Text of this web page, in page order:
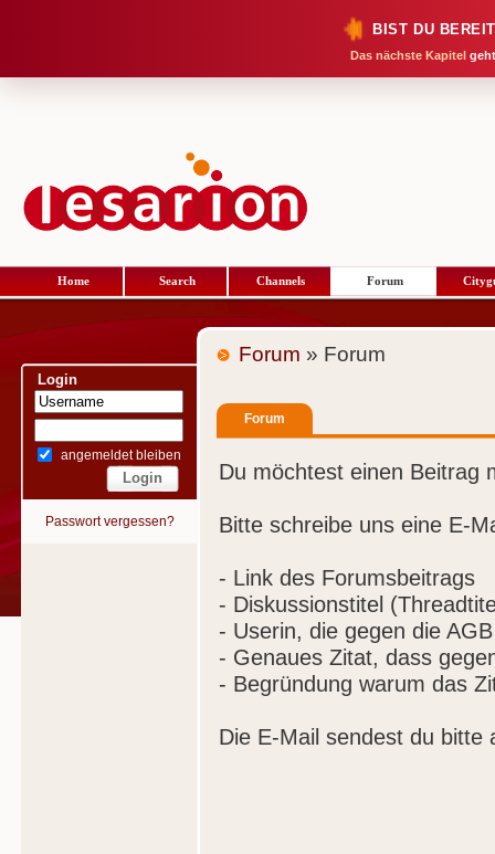
BIST DU
Das nächste Kapitel
Home Search Channels Forum
Login
angemeldet bleiben
Passwort vergessen?
Forum » Forum
Forum
Du möchtest einen Beitrag
Bitte schreibe uns eine E-
- Link des Forumsbeitrags
- Diskussionstitel
- Userin, die gegen die
- Genaues Zitat, dass
- Begründung warum das
Die E-Mail sendest du bitte